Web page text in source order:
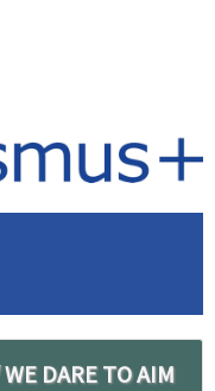
DARE TO AIM